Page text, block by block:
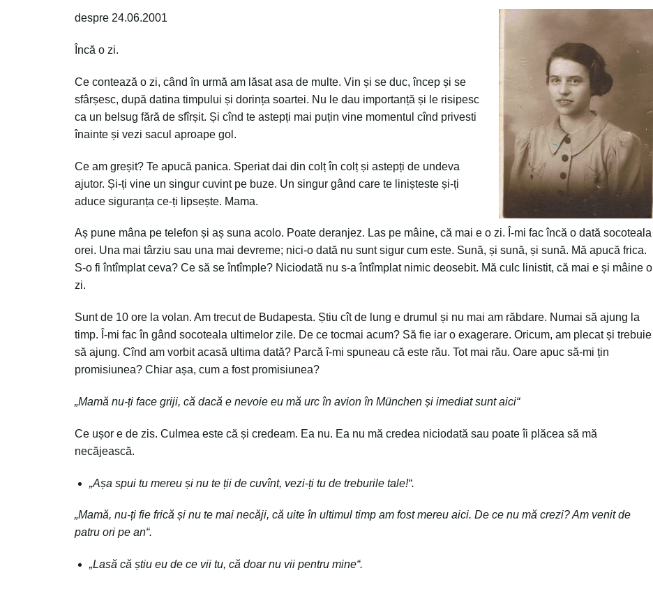
despre 24.06.2001
Încă o zi.
Ce contează o zi, când în urmă am lăsat asa de multe. Vin și se duc, încep și se
sfârșesc, după datina timpului și dorința soartei. Nu le dau importanță și le risipesc
ca un belsug fără de sfîrșit. Și cînd te astepți mai puțin vine momentul cînd privesti
înainte și vezi sacul aproape gol.
Ce am greșit? Te apucă panica. Speriat dai din colț în colț și astepți de undeva
ajutor. Și-ți vine un singur cuvint pe buze. Un singur gând care te linișteste și-ți
aduce siguranța ce-ți lipsește. Mama.
Aș pune mâna pe telefon și aș suna acolo. Poate deranjez. Las pe mâine, că mai e o zi. Î-mi fac încă o dată socoteala
orei. Una mai târziu sau una mai devreme; nici-o dată nu sunt sigur cum este. Sună, și sună, și sună. Mă apucă frica.
S-o fi întîmplat ceva? Ce să se întîmple? Niciodată nu s-a întîmplat nimic deosebit. Mă culc linistit, că mai e și mâine o
zi.
Sunt de 10 ore la volan. Am trecut de Budapesta. Știu cît de lung e drumul și nu mai am răbdare. Numai să ajung la
timp. Î-mi fac în gând socoteala ultimelor zile. De ce tocmai acum? Să fie iar o exagerare. Oricum, am plecat și trebuie
să ajung. Cînd am vorbit acasă ultima dată? Parcă î-mi spuneau că este rău. Tot mai rău. Oare apuc să-mi țin
promisiunea? Chiar așa, cum a fost promisiunea?
„Mamă nu-ți face griji, că dacă e nevoie eu mă urc în avion în München și imediat sunt aici“
Ce ușor e de zis. Culmea este că și credeam. Ea nu. Ea nu mă credea niciodată sau poate îi plăcea să mă
necăjească.
„Așa spui tu mereu și nu te ții de cuvînt, vezi-ți tu de treburile tale!“.
„Mamă, nu-ți fie frică și nu te mai necăji, că uite în ultimul timp am fost mereu aici. De ce nu mă crezi? Am venit de
patru ori pe an“.
„Lasă că știu eu de ce vii tu, că doar nu vii pentru mine“.